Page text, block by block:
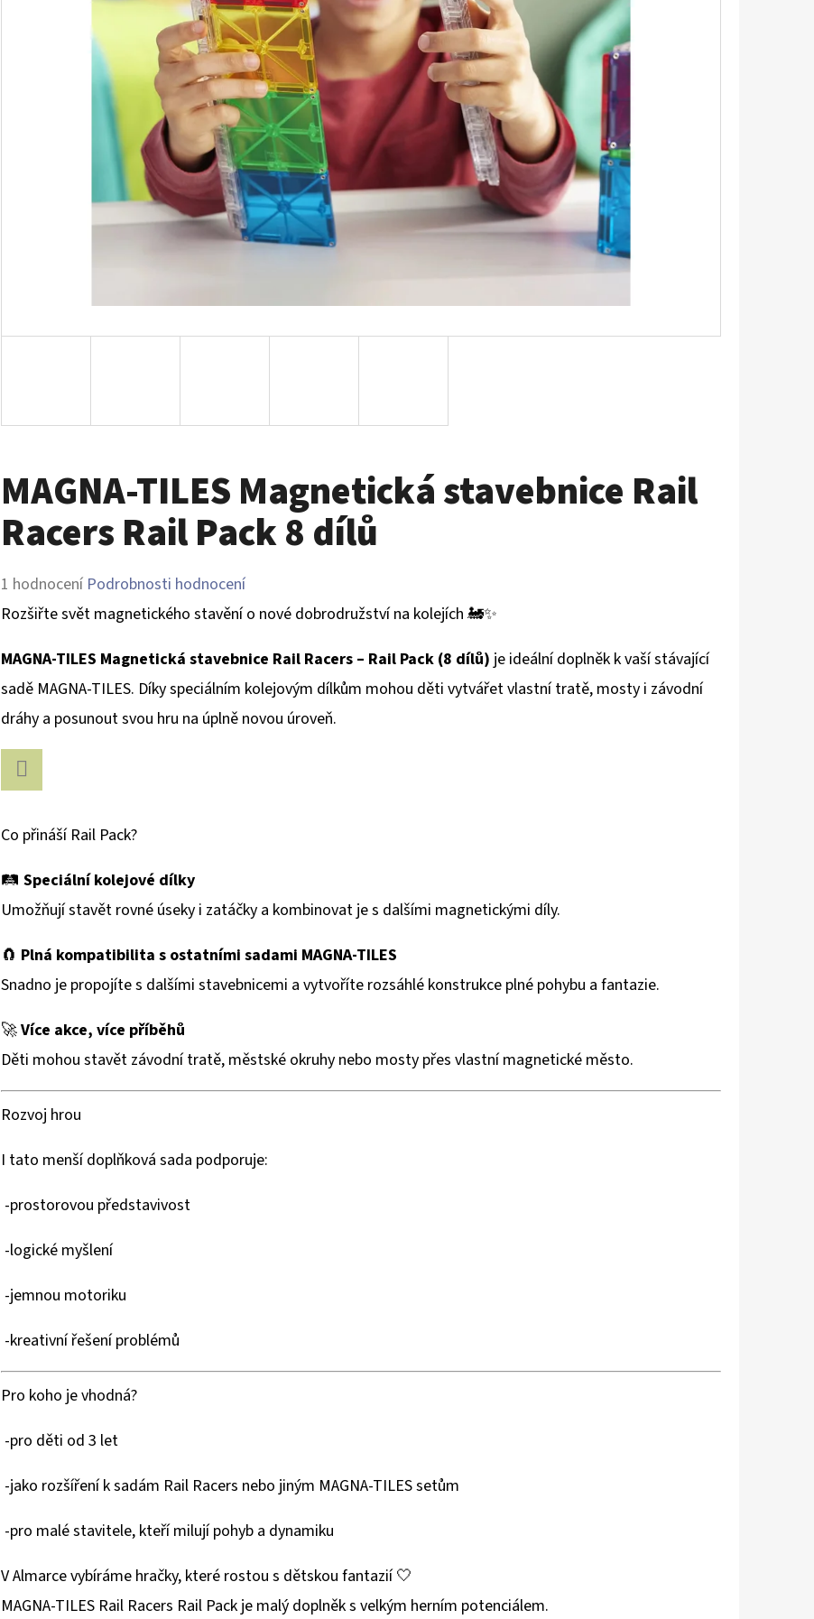
MAGNA-TILES Magnetická stavebnice Rail
Racers Rail Pack 8 dílů
Průměrné
hodnocení
hvězdiček.
1 hodnocení Podrobnosti hodnocení
Rozšiřte svět magnetického stavění o nové dobrodružství na kolejích 🚂✨
MAGNA-TILES Magnetická stavebnice Rail Racers – Rail Pack (8 dílů) je ideální doplněk k vaší stávající
sadě MAGNA-TILES. Díky speciálním kolejovým dílkům mohou děti vytvářet vlastní tratě, mosty i závodní
dráhy a posunout svou hru na úplně novou úroveň.
Co přináší Rail Pack?
🛤 Speciální kolejové dílky
Umožňují stavět rovné úseky i zatáčky a kombinovat je s dalšími magnetickými díly.
🧲 Plná kompatibilita s ostatními sadami MAGNA-TILES
Snadno je propojíte s dalšími stavebnicemi a vytvoříte rozsáhlé konstrukce plné pohybu a fantazie.
🚀Více akce, více příběhů
Děti mohou stavět závodní tratě, městské okruhy nebo mosty přes vlastní magnetické město.
Rozvoj hrou
I tato menší doplňková sada podporuje:
-prostorovou představivost
-logické myšlení
-jemnou motoriku
-kreativní řešení problémů
Pro koho je vhodná?
-pro děti od 3 let
-jako rozšíření k sadám Rail Racers nebo jiným MAGNA-TILES setům
-pro malé stavitele, kteří milují pohyb a dynamiku
V Almarce vybíráme hračky, které rostou s dětskou fantazií 🤍
MAGNA-TILES Rail Racers Rail Pack je malý doplněk s velkým herním potenciálem.
MULTIFUNKČNÍ HOLDER MATCHSTICK MONKEY MAGNA-TILES MAGNETICKÁ STAVEBNICE RAIL
RACERS – 33 DÍLŮ
1 250 Kč